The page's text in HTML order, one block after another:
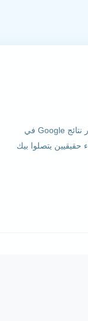
نصمّم لك موقع احترافي ونخليك تتصدّر نتائج Google في
حقيقيين يتصلوا بيك